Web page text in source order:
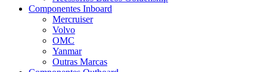
Componentes Inboard
Mercruiser
Volvo
OMC
Yanmar
Outras Marcas